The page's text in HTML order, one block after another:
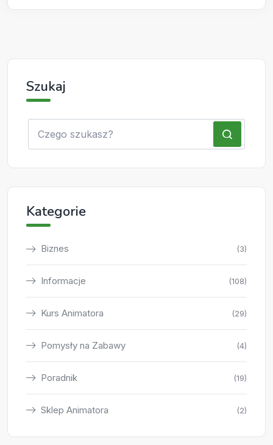
Szukaj
Kategorie
Biznes (3)
Informacje (108)
Kurs Animatora (29)
Pomysły na Zabawy (4)
Poradnik (19)
Sklep Animatora (2)